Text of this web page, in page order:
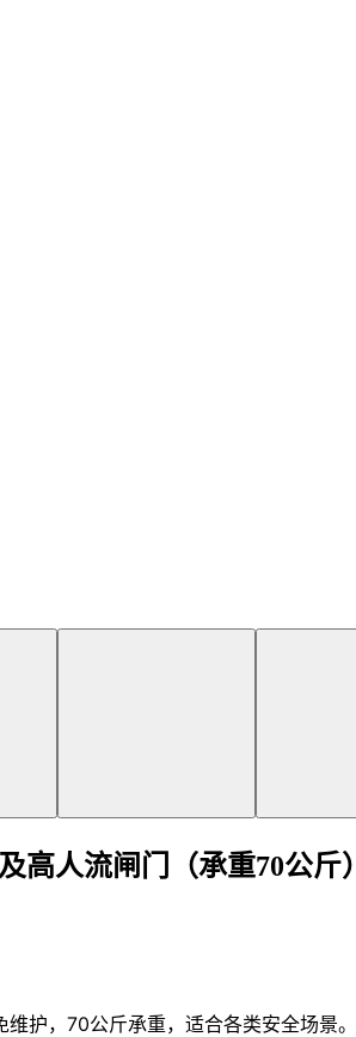
人流闸门（承重70公斤）
护，70公斤承重，适合各类安全场景。